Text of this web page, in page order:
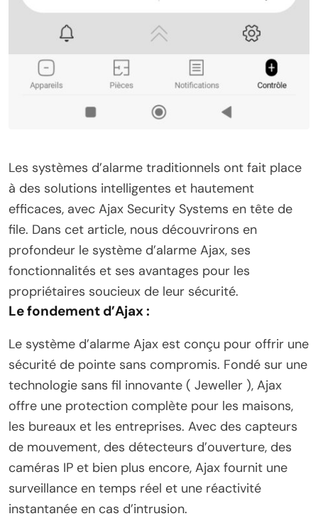
Les systèmes d’alarme traditionnels ont fait place
à des solutions intelligentes et hautement
efficaces, avec Ajax Security Systems en tête de
file. Dans cet article, nous découvrirons en
profondeur le système d’alarme Ajax, ses
fonctionnalités et ses avantages pour les
propriétaires soucieux de leur sécurité.
Le fondement d’Ajax :
Le système d’alarme Ajax est conçu pour offrir une
sécurité de pointe sans compromis. Fondé sur une
technologie sans fil innovante ( Jeweller ), Ajax
offre une protection complète pour les maisons,
les bureaux et les entreprises. Avec des capteurs
de mouvement, des détecteurs d’ouverture, des
caméras IP et bien plus encore, Ajax fournit une
surveillance en temps réel et une réactivité
instantanée en cas d’intrusion.